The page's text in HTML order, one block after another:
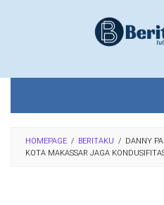
HOMEPAGE / BERITAKU / DANNY
KOTA MAKASSAR JAGA